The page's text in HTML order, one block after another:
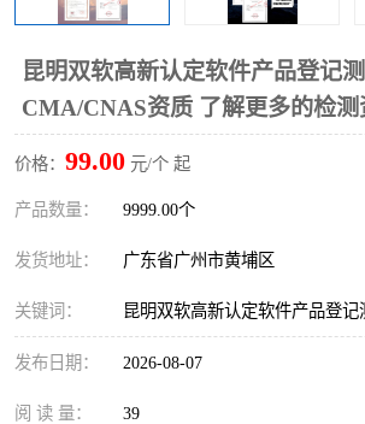
昆明双软高新认定软件产品登记
CMA/CNAS资质 了解更多的检测
价格： 99.00 元/个 起
产品数量： 9999.00个
发货地址： 广东省广州市黄埔区
关键词： 昆明双软高新认定软件产品登记
发布日期： 2026-08-07
阅 读 量： 39